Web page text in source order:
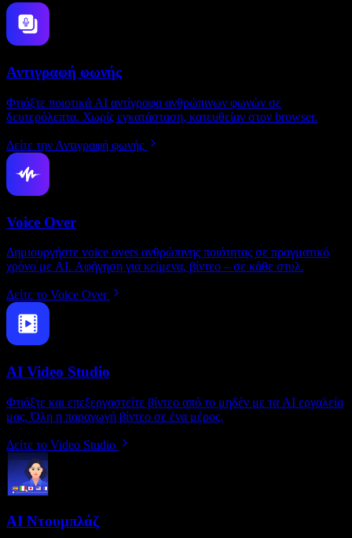
Αντιγραφή φωνής
Φτιάξτε ποιοτικά AI αντίγραφα ανθρώπινων φωνών σε
δευτερόλεπτα. Χωρίς εγκατάσταση, κατευθείαν στον browser.
Δείτε την Αντιγραφή φωνής
Voice Over
Δημιουργήστε voice overs ανθρώπινης ποιότητας σε πραγματικό
χρόνο με AI. Αφήγηση για κείμενα, βίντεο – σε κάθε στυλ.
Δείτε το Voice Over
AI Video Studio
Φτιάξτε και επεξεργαστείτε βίντεο από το μηδέν με τα AI εργαλεία
μας. Όλη η παραγωγή βίντεο σε ένα μέρος.
Δείτε το Video Studio
AI Ντουμπλάζ